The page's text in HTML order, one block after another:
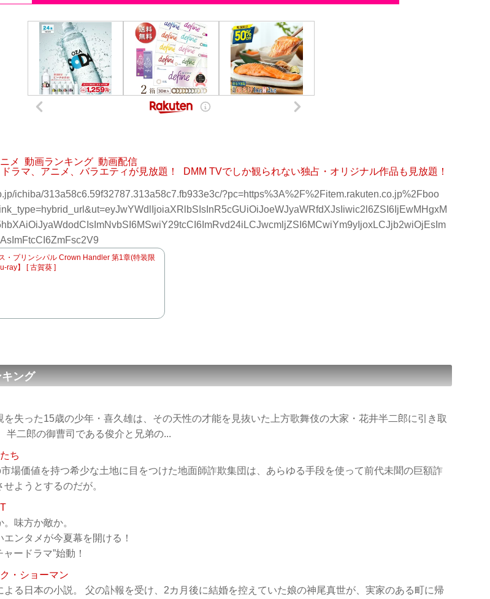
メ 動画ランキング 動画配信
ラマ、アニメ、バラエティが見放題！
DMM TVでしか観られない独占・オリジナル作品も見放題！
ichiba/313a58c6.59f32787.313a58c7.fb933e3c/?pc=https%3A%2F%2Fitem.rakuten.co.jp%2Fboo
・プリンシパル Crown Handler 第1章(特装限
ray】 [ 古賀葵 ]
ング
を失った15歳の少年・喜久雄は、その天性の才能を見抜いた上方歌舞伎の大家・花井半二郎に引き取
半二郎の御曹司である俊介と兄弟の...
ち
場価値を持つ希少な土地に目をつけた地面師詐欺集団は、あらゆる手段を使って前代未聞の巨額詐
ようとするのだが。
味方か敵か。
エンタメが今夏幕を開ける！
ードラマ”始動！
・ショーマン
よる日本の小説。 父の訃報を受け、2カ月後に結婚を控えていた娘の神尾真世が、実家のある町に帰